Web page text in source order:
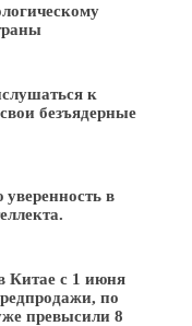
к
безъядерные
в
Китае с 1 июня
по
превысили 8